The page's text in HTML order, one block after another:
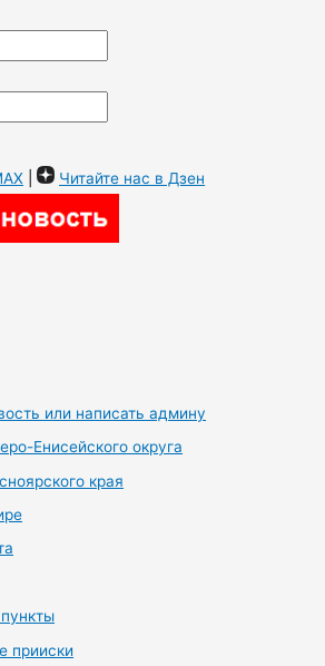
| Читайте нас в Дзен
или написать админу
Енисейского округа
края
прииски